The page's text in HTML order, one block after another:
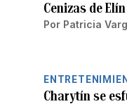
Cenizas de
Por Patricia
Charytín se